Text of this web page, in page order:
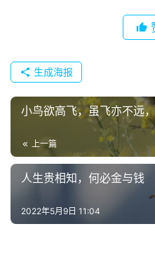
生成海报
小鸟欲高飞，虽飞亦不远
上一篇
人生贵相知，何必金与钱
2022年5月9日 11:04